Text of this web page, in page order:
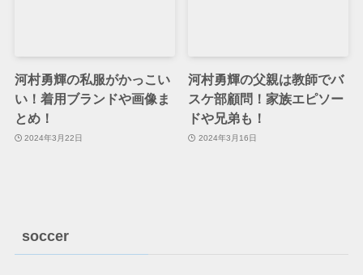
河村勇輝の私服がかっこい
い！着用ブランドや画像ま
とめ！
2024年3月22日
河村勇輝の父親は教師でバ
スケ部顧問！家族エピソー
ドや兄弟も！
2024年3月16日
soccer